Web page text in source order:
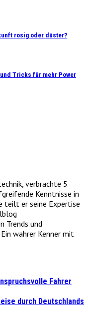
rosig oder düster?
Tricks für mehr Power
verbrachte 5
Kenntnisse in
teilt er seine Expertise
Trends und
wahrer Kenner mit
Fahrer
durch Deutschlands